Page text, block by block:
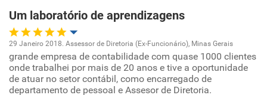
Recomenda esta empresa
Recomenda a diretoria
Um laboratório de aprendizagens
Oportunidade de promoção
Ambiente de trabalho
29 Janeiro 2018. Assessor de Diretoria (Ex-Funcionário), Minas Gerais
grande empresa de contabilidade com quase 1000 clientes
onde trabalhei por mais de 20 anos e tive a oportunidade
de atuar no setor contábil, como encarregado de
departamento de pessoal e Assesor de Diretoria.